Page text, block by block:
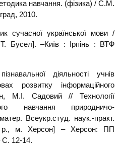
навчання. (фізика) / С.М.
2010.
сучасної української мови /
Бусел]. –Київ : Ірпінь : ВТФ
діяльності учнів
розвитку інформаційного
М.І. Садовий // Технології
навчання природничо-
Всеукр.студ. наук.-практ.
р., м. Херсон] – Херсон: ПП
12-14.